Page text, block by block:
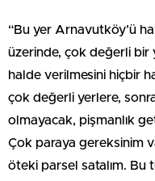
“Bu yer Arnavutköy’ü
üzerinde, çok değerli bir
halde verilmesini hiçbir
çok değerli yerlere,
olmayacak, pişmanlık
Çok paraya gereksinim
öteki parsel satalım. Bu